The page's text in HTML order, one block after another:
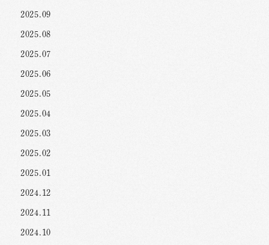
2025.09
2025.08
2025.07
2025.06
2025.05
2025.04
2025.03
2025.02
2025.01
2024.12
2024.11
2024.10